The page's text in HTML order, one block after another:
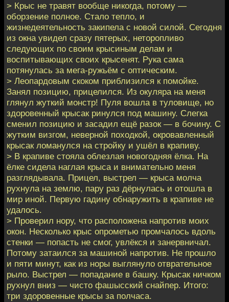
> Крыс не травят вообще никогда, потому —
оборзение полное. Стало тепло, и
жизнедеятельность закипела с новой силой. Сегодня
из окна увидел сразу пятерых, неторопливо
следующих по своим крысиным делам и
воспитывающих своих крысенят. Рука сама
потянулась за мега-ружьём с оптическим.
> Леопардовым скоком приблизился к помойке.
Занял позицию, прицелился. Из окуляра на меня
глянул жуткий монстр! Пуля вошла в туловище, но
здоровенный крысак ринулся под машину. Слегка
сменил позицию и засадил ещё разок — в бочину. С
жутким визгом, неверной походкой, окровавленный
крысак ломанулся на стройку и ушёл в крапиву.
> В крапиве стояла облезлая новогодняя ёлка. На
ёлке сидела наглая крыса и внимательно меня
разглядывала. Прицел, выстрел — крыса молча
рухнула на землю, пару раз дёрнулась и отошла в
мир иной. Первую гадину обнаружить в крапиве не
удалось.
> Проверил нору, что расположена напротив моих
окон. Несколько крыс опрометью промчалось вдоль
стенки — попасть не смог, увлёкся и занервничал.
Потому затаился за машиной напротив. Не прошло
и пяти минут, как из норы выглянуло отврательное
рыло. Выстрел — попадание в башку. Крысак ничком
рухнул вниз — чисто фашысский снайпер. Итого:
три здоровенные крысы за полчаса.